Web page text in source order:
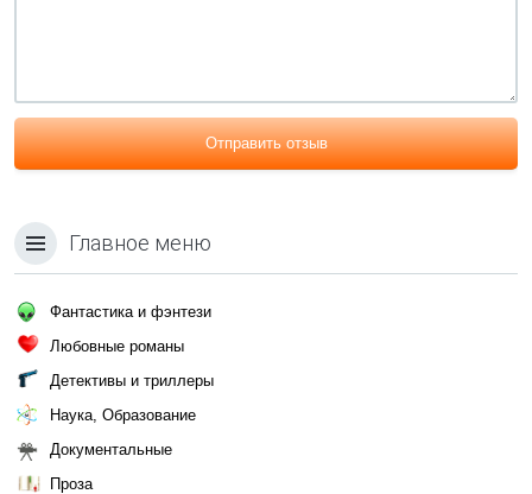
Отправить отзыв
Главное меню
Фантастика и фэнтези
Любовные романы
Детективы и триллеры
Наука, Образование
Документальные
Проза